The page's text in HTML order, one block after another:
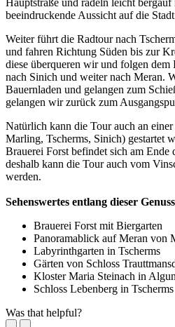
Hauptstraße und radeln leicht
beeindruckende Aussicht auf die
Weiter führt die Radtour nach
und fahren Richtung Süden bis zur
diese überqueren wir und folgen
nach Sinich und weiter nach Meran.
Bauernladen und gelangen zum
gelangen wir zurück zum
Natürlich kann die Tour auch an
Marling, Tscherms, Sinich) gestartet
Brauerei Forst befindet sich am Ende
deshalb kann die Tour auch vom
werden.
Sehenswertes entlang dieser
Brauerei Forst mit Biergarten
Panoramablick auf Meran von
Labyrinthgarten in Tscherms
Gärten von Schloss
Kloster Maria Steinach in
Schloss Lebenberg in Tscherms
Was that helpful?